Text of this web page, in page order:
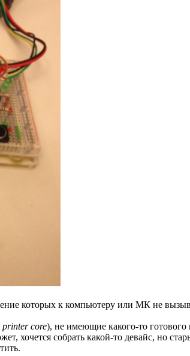
которых к компьютеру или МК не
printer core), не имеющие какого-то
хочется собрать какой-то девайс, но